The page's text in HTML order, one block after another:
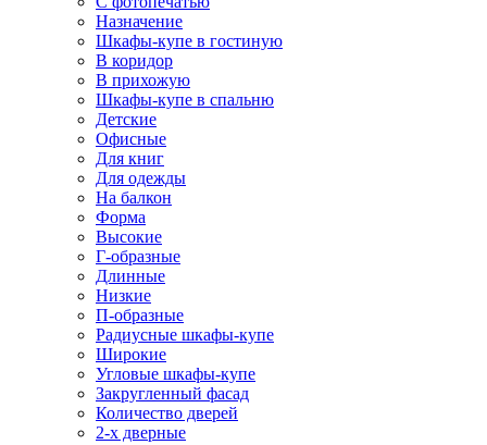
Назначение
Шкафы-купе в гостиную
В коридор
В прихожую
Шкафы-купе в спальню
Детские
Офисные
Для книг
Для одежды
На балкон
Форма
Высокие
Г-образные
Длинные
Низкие
П-образные
Радиусные шкафы-купе
Широкие
Угловые шкафы-купе
Закругленный фасад
Количество дверей
2-х дверные